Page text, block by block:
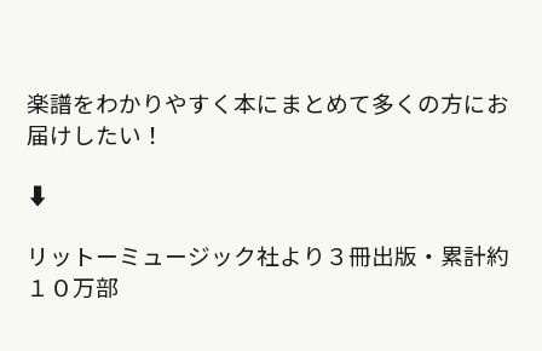
楽譜をわかりやすく本にまとめて多くの方にお
届けしたい！
⬇︎
リットーミュージック社より３冊出版・累計約
１０万部